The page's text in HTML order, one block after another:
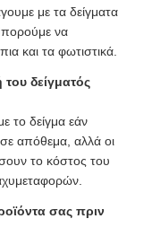
με τα δείγματα
να
και τα φωτιστικά.
του δείγματός
το δείγμα εάν
απόθεμα, αλλά οι
το κόστος του
σας πριν